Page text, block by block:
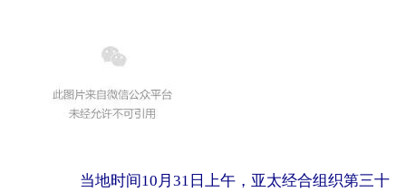
当地时间10月31日上午，亚太经合组织第三十